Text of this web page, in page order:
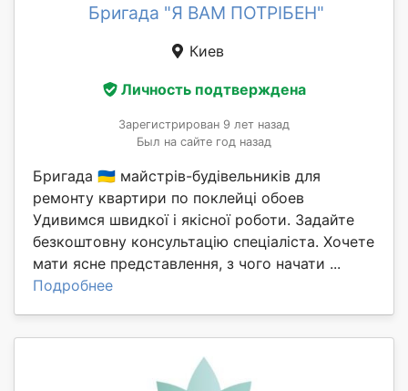
Бригада "Я ВАМ ПОТРІБЕН"
Киев
Личность подтверждена
Зарегистрирован 9 лет назад
Был на сайте год назад
Бригада 🇺🇦 майстрів-будівельників для
ремонту квартири по поклейці обоев
Удивимся швидкої і якісної роботи. Задайте
безкоштовну консультацію спеціаліста. Хочете
мати ясне представлення, з чого начати ...
Подробнее